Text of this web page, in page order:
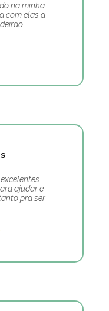
na minha
com elas a
ajudar e
pra ser